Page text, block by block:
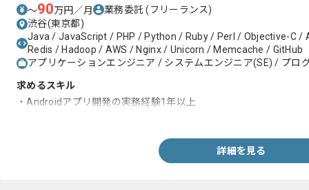
〜90万円／月 業務委託(フリーランス)
渋谷(東京都)
Java / JavaScript / PHP / Python / Ruby / Perl / Objective-C /
Redis / Hadoop / AWS / Nginx / Unicorn / Memcache / GitHub
アプリケーションエンジニア / システムエンジニア(SE) / プロ
求めるスキル
・Androidアプリ開発の実務経験1年以上
詳細を見る